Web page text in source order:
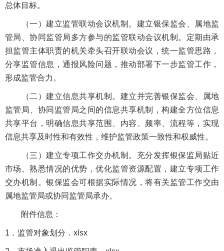
总体目标。
（一）建立监管联动会议机制。建立银保监会、属地监
管局、协同监管局多方参与的监管联动会议机制。定期由承
担监管主体职责的机关牵头召开联动会议，统一监管思路，
分享监管信息，通报风险问题，推动部署下一步监管工作，
形成监管合力。
（二）建立信息共享机制。建立并完善银保监会、属地
监管局、协同监管局之间的信息共享机制，构建全方位信息
共享平台，明确信息共享范围、内容、频率、流程等，实现
信息共享及时性和有效性，维护监管政策一致性和权威性。
（三）建立专项工作交办机制。充分发挥银保监局贴近
市场、熟悉情况的优势，优化监管资源配置，建立专项工作
交办机制。银保监会可根据实际情况，将有关监管工作交由
属地监管局或协同监管局承办。
附件信息：
1．监管对象划分．xlsx